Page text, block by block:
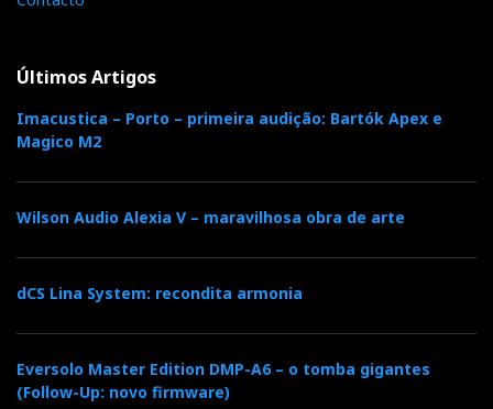
Últimos Artigos
Imacustica – Porto – primeira audição: Bartók Apex e
Magico M2
Wilson Audio Alexia V – maravilhosa obra de arte
dCS Lina System: recondita armonia
Eversolo Master Edition DMP-A6 – o tomba gigantes
(Follow-Up: novo firmware)